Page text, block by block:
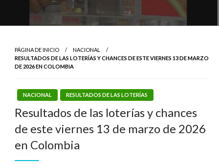
PÁGINA DE INICIO
NACIONAL
RESULTADOS DE LAS LOTERÍAS Y CHANCES DE ESTE VIERNES 13 DE MARZO
DE 2026 EN COLOMBIA
NACIONAL RESULTADOS DE LAS LOTERÍAS
Resultados de las loterías y chances
de este viernes 13 de marzo de 2026
en Colombia